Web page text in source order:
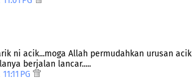
ni acik...moga Allah permudahkan urusan acik
berjalan lancar.....
PG